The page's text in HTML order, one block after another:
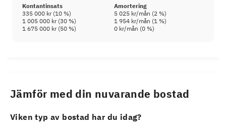
Kontantinsats
Amortering
335 000 kr(10 %) 5 025 kr/mån (2 %)
1 005 000 kr(30 %) 1 954 kr/mån (1 %)
1 675 000 kr(50 %) 0 kr/mån (0 %)
Jämför med din nuvarande bostad
Viken typ av bostad har du idag?